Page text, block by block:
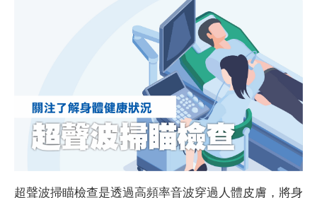
超聲波掃瞄檢查是透過高頻率音波穿過人體皮膚，將身